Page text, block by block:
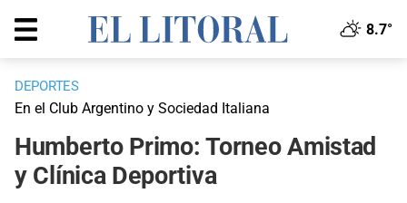
8.7°
DEPORTES
En el Club Argentino y Sociedad Italiana
Humberto Primo: Torneo Amistad
y Clínica Deportiva